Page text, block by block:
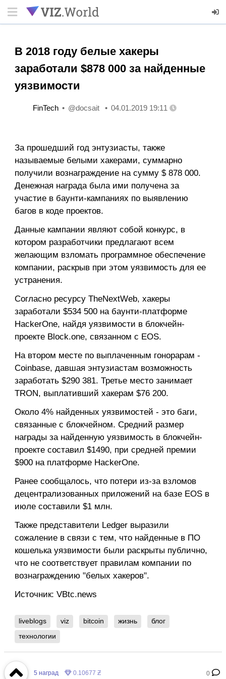
В 2018 году белые хакеры
заработали $878 000 за найденные
уязвимости
FinTech @docsait 04.01.2019 19:11
За прошедший год энтузиасты, также
называемые белыми хакерами, суммарно
получили вознаграждение на сумму $ 878 000.
Денежная награда была ими получена за
участие в баунти-кампаниях по выявлению
багов в коде проектов.
Данные кампании являют собой конкурс, в
котором разработчики предлагают всем
желающим взломать программное обеспечение
компании, раскрыв при этом уязвимость для ее
устранения.
Согласно ресурсу TheNextWeb, хакеры
заработали $534 500 на баунти-платформе
HackerOne, найдя уязвимости в блокчейн-
проекте Block.one, связанном с EOS.
На втором месте по выплаченным гонорарам -
Coinbase, давшая энтузиастам возможность
заработать $290 381. Третье место занимает
TRON, выплативший хакерам $76 200.
Около 4% найденных уязвимостей - это баги,
связанные с блокчейном. Средний размер
награды за найденную уязвимость в блокчейн-
проекте составил $1490, при средней премии
$900 на платформе HackerOne.
Ранее сообщалось, что потери из-за взломов
децентрализованных приложений на базе EOS в
июле составили $1 млн.
Также представители Ledger выразили
сожаление в связи с тем, что найденные в ПО
кошелька уязвимости были раскрыты публично,
что не соответствует правилам компании по
вознаграждению "белых хакеров".
Источник: VBtc.news
liveblogs viz bitcoin жизнь
блог
технологии
0
5 наград 0.10677 Ƶ